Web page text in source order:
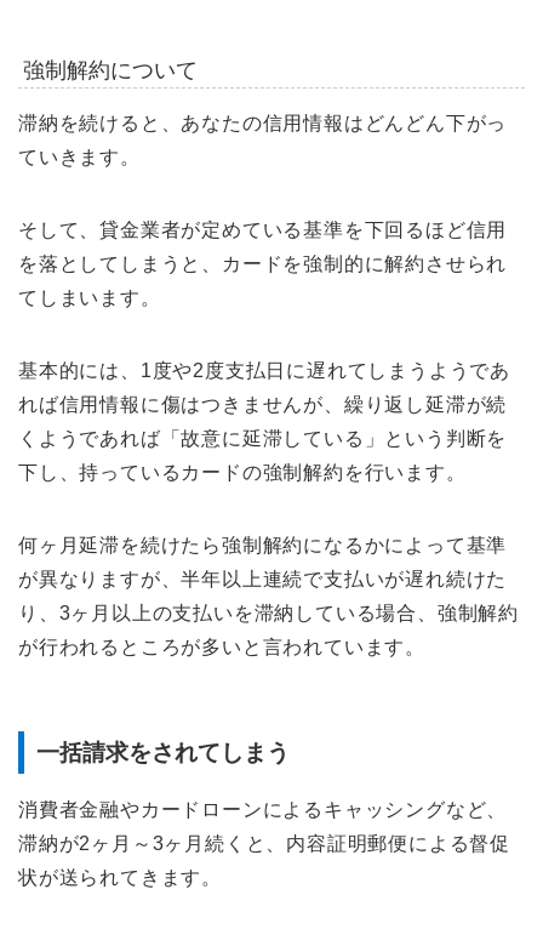
強制解約について
滞納を続けると、あなたの信用情報はどんどん下がっ
ていきます。
そして、貸金業者が定めている基準を下回るほど信用
を落としてしまうと、カードを強制的に解約させられ
てしまいます。
基本的には、1度や2度支払日に遅れてしまうようであ
れば信用情報に傷はつきませんが、繰り返し延滞が続
くようであれば「故意に延滞している」という判断を
下し、持っているカードの強制解約を行います。
何ヶ月延滞を続けたら強制解約になるかによって基準
が異なりますが、半年以上連続で支払いが遅れ続けた
り、3ヶ月以上の支払いを滞納している場合、強制解約
が行われるところが多いと言われています。
一括請求をされてしまう
消費者金融やカードローンによるキャッシングなど、
滞納が2ヶ月～3ヶ月続くと、内容証明郵便による督促
状が送られてきます。